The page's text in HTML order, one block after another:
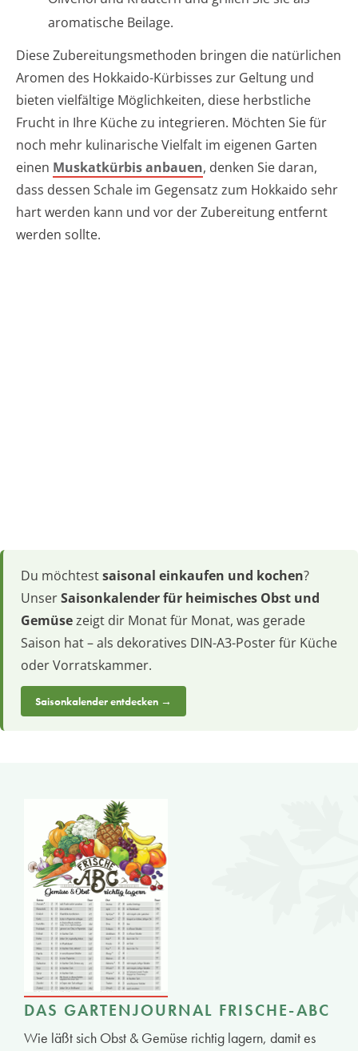
aromatische Beilage.
Diese Zubereitungsmethoden bringen die natürlichen
Aromen des Hokkaido-Kürbisses zur Geltung und
bieten vielfältige Möglichkeiten, diese herbstliche
Frucht in Ihre Küche zu integrieren. Möchten Sie für
noch mehr kulinarische Vielfalt im eigenen Garten
einen Muskatkürbis anbauen, denken Sie daran,
dass dessen Schale im Gegensatz zum Hokkaido sehr
hart werden kann und vor der Zubereitung entfernt
werden sollte.
Du möchtestsaisonal einkaufen und kochen?
UnserSaisonkalender für heimisches Obst und
Gemüsezeigt dir Monat für Monat, was gerade
Saison hat – als dekoratives DIN-A3-Poster für Küche
oder Vorratskammer.
Saisonkalender entdecken →
DAS GARTENJOURNAL FRISCHE-ABC
Wie läßt sich Obst & Gemüse richtig lagern, damit es